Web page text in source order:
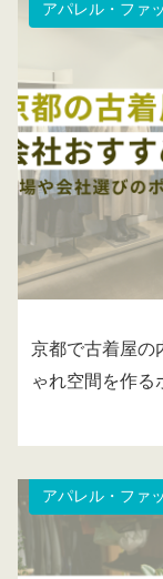
アパレル・ファ
京都で古着屋の
ゃれ空間を作る
アパレル・ファ